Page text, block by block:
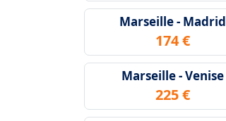
Marseille - Madrid
174 €
Marseille - Venise
225 €